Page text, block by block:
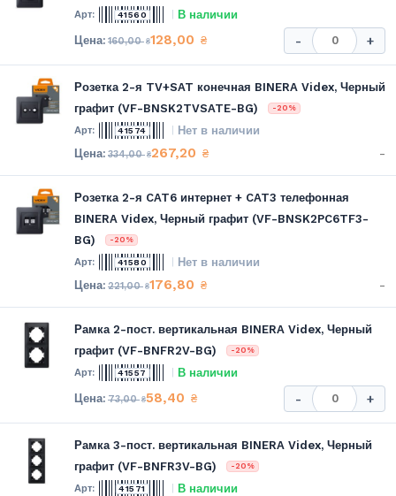
41560 В наличии
160,00₴128,00 ₴ - +
Розетка 2-я TV+SAT конечная BINERA Videx, Черный
графит (VF-BNSK2TVSATE-BG)
-20%
41574 Нет в наличии
334,00₴267,20 ₴ -
Розетка 2-я CAT6 интернет + CAT3 телефонная
BINERA Videx, Черный графит (VF-BNSK2PC6TF3-
BG)
-20%
41580 Нет в наличии
221,00₴176,80 ₴ -
Рамка 2-пост. вертикальная BINERA Videx, Черный
графит (VF-BNFR2V-BG)
-20%
41557 В наличии
73,00₴58,40 ₴ - +
Рамка 3-пост. вертикальная BINERA Videx, Черный
графит (VF-BNFR3V-BG)
-20%
41571 В наличии